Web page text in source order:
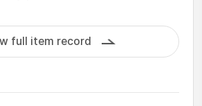
full item record